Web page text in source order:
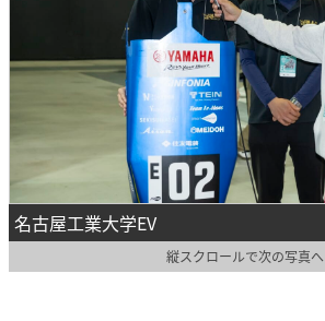
名古屋工業大学EV
縦スクロールで次の写真へ